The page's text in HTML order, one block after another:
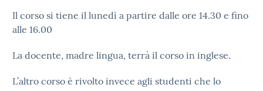
Il corso si tiene il lunedì a partire dalle ore 14.30 e fino
alle 16.00
La docente, madre lingua, terrà il corso in inglese.
L’altro corso è rivolto invece agli studenti che lo